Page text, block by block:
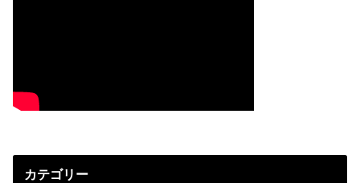
カテゴリー